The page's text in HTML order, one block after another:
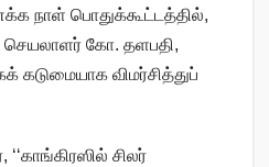
நாள் பொதுக்கூட்டத்தில்,
செயலாளர் கோ. தளபதி,
கடுமையாக விமர்சித்துப்
சிலர்